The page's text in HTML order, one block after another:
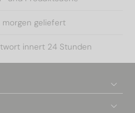
geliefert
innert 24 Stunden